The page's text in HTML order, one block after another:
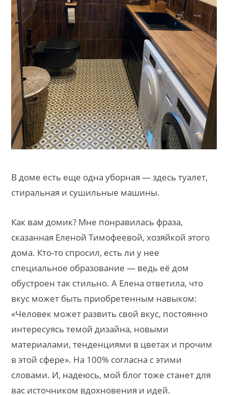
В доме есть еще одна уборная — здесь туалет,
стиральная и сушильные машины.
Как вам домик? Мне понравилась фраза,
сказанная Еленой Тимофеевой, хозяйкой этого
дома. Кто-то спросил, есть ли у нее
специальное образование — ведь её дом
обустроен так стильно. А Елена ответила, что
вкус может быть приобретенным навыком:
«Человек может развить свой вкус, постоянно
интересуясь темой дизайна, новыми
материалами, тенденциями в цветах и прочим
в этой сфере». На 100% согласна с этими
словами. И, надеюсь, мой блог тоже станет для
вас источником вдохновения и идей.